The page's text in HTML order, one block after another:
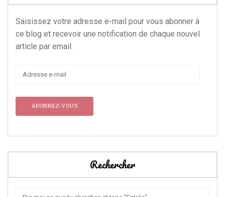
Saisissez votre adresse e-mail pour vous abonner à
ce blog et recevoir une notification de chaque nouvel
article par email.
Adresse
mail
Rechercher